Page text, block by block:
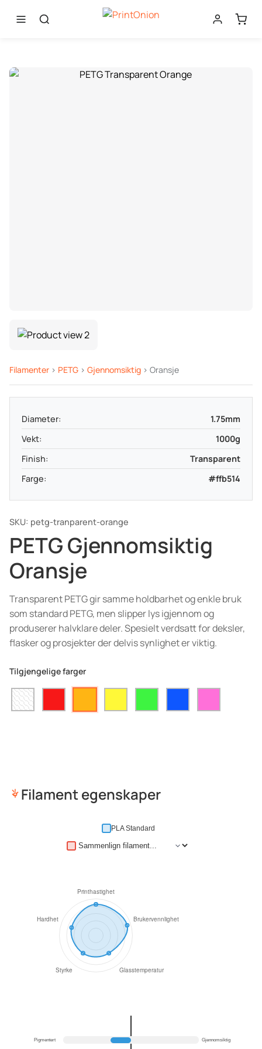
Filamenter > PETG > Gjennomsiktig > Oransje
SKU: petg-tranparent-orange
PETG Gjennomsiktig
Oransje
Transparent PETG gir samme holdbarhet og enkle bruk
som standard PETG, men slipper lys igjennom og
produserer halvklare deler. Spesielt verdsatt for deksler,
flasker og prosjekter der delvis synlighet er viktig.
Diameter:
1.75mm
Vekt:
1000g
Finish:
Transparent
Farge:
#ffb514
Tilgjengelige farger
Filament egenskaper
PLA Standard
Pigmentert Gjennomsiktig